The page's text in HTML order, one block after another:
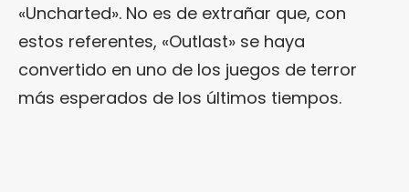
«Uncharted». No es de extrañar que, con
estos referentes, «Outlast» se haya
convertido en uno de los juegos de terror
más esperados de los últimos tiempos.